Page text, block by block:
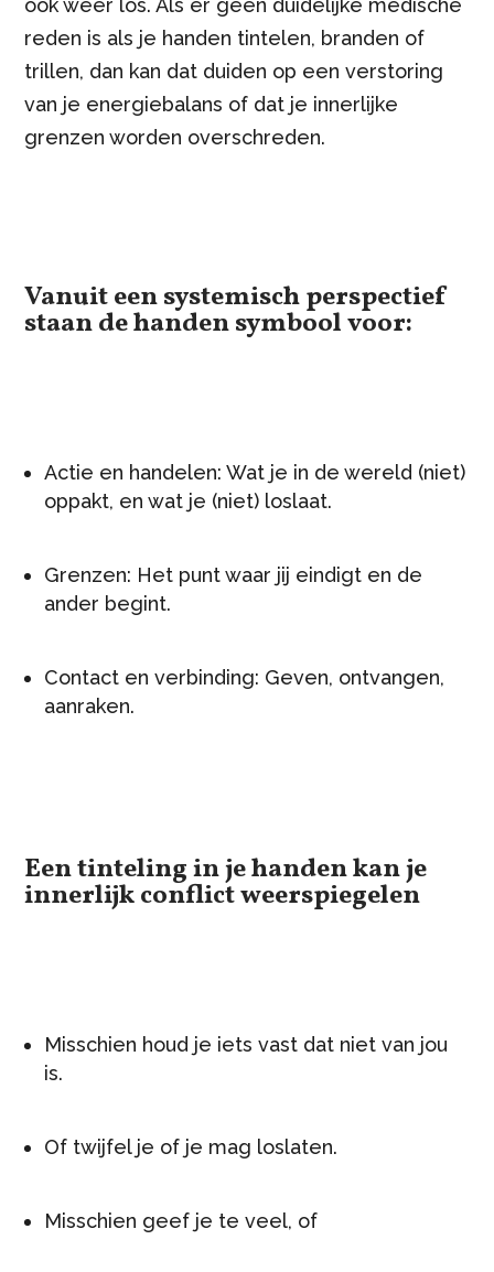
ook weer los. Als er geen duidelijke medische
reden is als je handen tintelen, branden of
trillen, dan kan dat duiden op een verstoring
van je energiebalans of dat je innerlijke
grenzen worden overschreden.
Vanuit een systemisch perspectief
staan de handen symbool voor:
Actie en handelen: Wat je in de wereld (niet)
oppakt, en wat je (niet) loslaat.
Grenzen: Het punt waar jij eindigt en de
ander begint.
Contact en verbinding: Geven, ontvangen,
aanraken.
Een tinteling in je handen kan je
innerlijk conflict weerspiegelen
Misschien houd je iets vast dat niet van jou
is.
Of twijfel je of je mag loslaten.
Misschien geef je te veel, of